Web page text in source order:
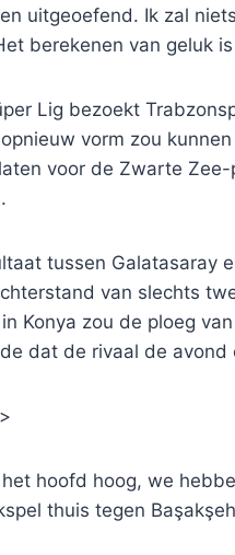
uitgeoefend. Ik zal
berekenen van geluk
Lig bezoekt
vorm zou
voor de Zwarte
tussen Galatasaray
van slechts
Konya zou de ploeg
dat de rivaal de
het hoofd hoog, we
thuis tegen